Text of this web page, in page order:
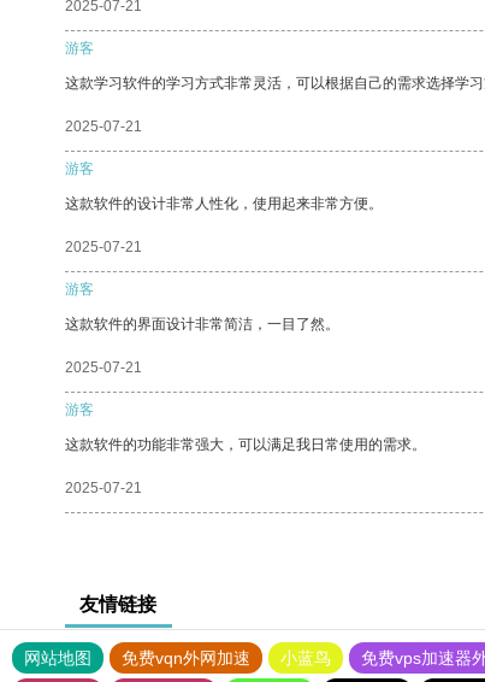
2025-07-21
游客
这款学习软件的学习方式非常灵活，可以根据自己的需求选择学
2025-07-21
游客
这款软件的设计非常人性化，使用起来非常方便。
2025-07-21
游客
这款软件的界面设计非常简洁，一目了然。
2025-07-21
游客
这款软件的功能非常强大，可以满足我日常使用的需求。
2025-07-21
友情链接
网站地图 免费vqn外网加速 小蓝鸟 免费vps加速器